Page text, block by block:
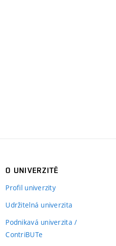
O UNIVERZITĚ
Profil univerzity
Udržitelná univerzita
Podnikavá univerzita /
ContriBUTe